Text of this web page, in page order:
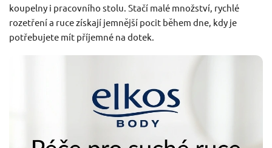
koupelny i pracovního stolu. Stačí malé množství, rychlé
rozetření a ruce získají jemnější pocit během dne, kdy je
potřebujete mít příjemné na dotek.